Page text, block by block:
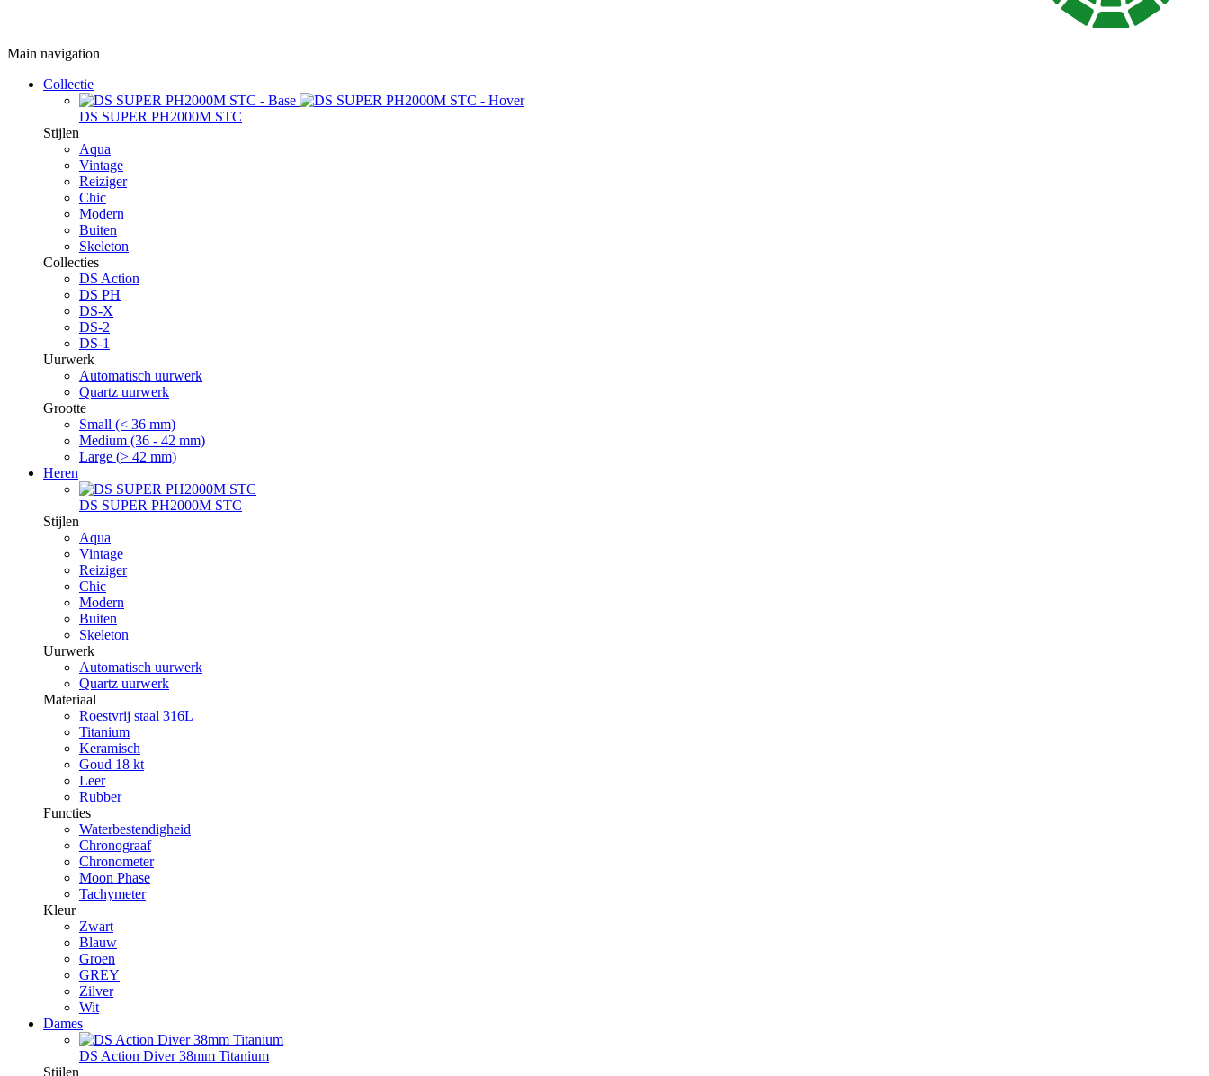
Main navigation
Collectie
DS SUPER PH2000M STC
Stijlen
Aqua
Vintage
Reiziger
Chic
Modern
Buiten
Skeleton
Collecties
DS Action
DS PH
DS-X
DS-2
DS-1
Uurwerk
Automatisch uurwerk
Quartz uurwerk
Grootte
Small (< 36 mm)
Medium (36 - 42 mm)
Large (> 42 mm)
Heren
DS SUPER PH2000M STC
Stijlen
Aqua
Vintage
Reiziger
Chic
Modern
Buiten
Skeleton
Uurwerk
Automatisch uurwerk
Quartz uurwerk
Materiaal
Roestvrij staal 316L
Titanium
Keramisch
Goud 18 kt
Leer
Rubber
Functies
Waterbestendigheid
Chronograaf
Chronometer
Moon Phase
Tachymeter
Kleur
Zwart
Blauw
Groen
GREY
Zilver
Wit
Dames
DS Action Diver 38mm Titanium
Stijlen